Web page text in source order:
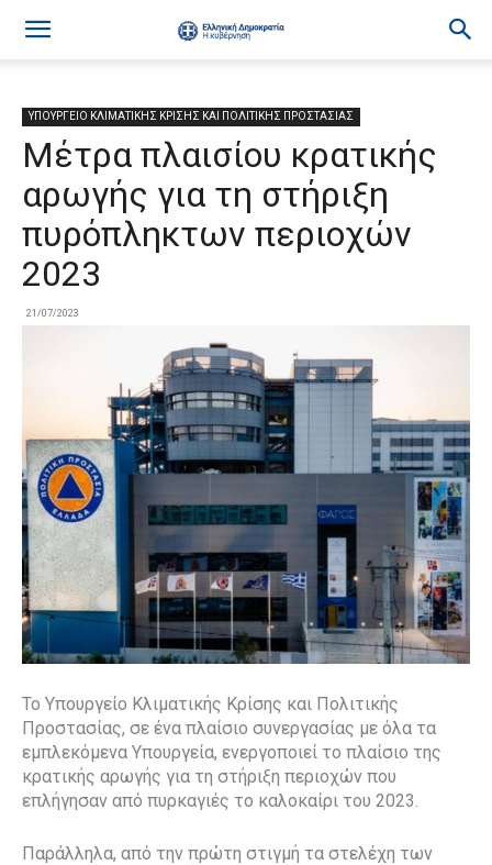
ΥΠΟΥΡΓΕΙΟ ΚΛΙΜΑΤΙΚΗΣ ΚΡΙΣΗΣ ΚΑΙ ΠΟΛΙΤΙΚΗΣ ΠΡΟΣΤΑΣΙΑΣ
Μέτρα πλαισίου κρατικής
αρωγής για τη στήριξη
πυρόπληκτων περιοχών
2023
21/07/2023
Το Υπουργείο Κλιματικής Κρίσης και Πολιτικής
Προστασίας, σε ένα πλαίσιο συνεργασίας με όλα τα
εμπλεκόμενα Υπουργεία, ενεργοποιεί το πλαίσιο της
κρατικής αρωγής για τη στήριξη περιοχών που
επλήγησαν από πυρκαγιές το καλοκαίρι του 2023.
Παράλληλα, από την πρώτη στιγμή τα στελέχη των